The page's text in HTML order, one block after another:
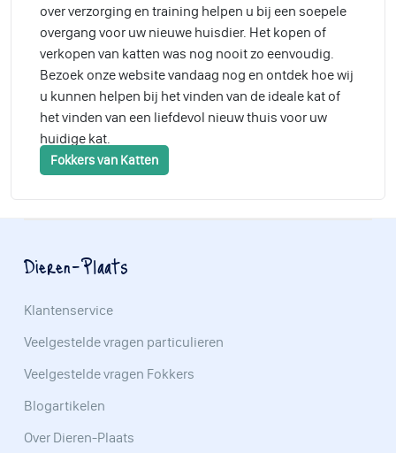
over verzorging en training helpen u bij een soepele
overgang voor uw nieuwe huisdier. Het kopen of
verkopen van katten was nog nooit zo eenvoudig.
Bezoek onze website vandaag nog en ontdek hoe wij
u kunnen helpen bij het vinden van de ideale kat of
het vinden van een liefdevol nieuw thuis voor uw
huidige kat.
Fokkers van Katten
Dieren-Plaats
Klantenservice
Veelgestelde vragen particulieren
Veelgestelde vragen Fokkers
Blogartikelen
Over Dieren-Plaats